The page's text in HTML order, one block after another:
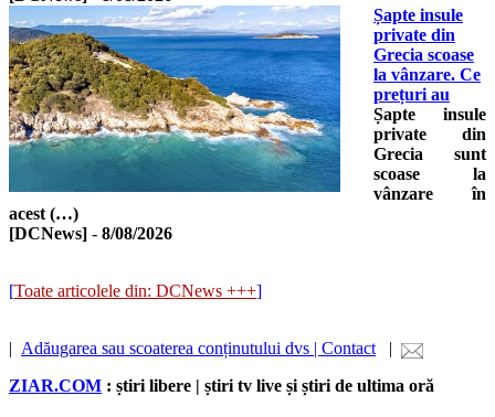
Șapte insule
private din
Grecia scoase
la vânzare. Ce
prețuri au
Șapte insule
private din
Grecia sunt
scoase la
vânzare în
acest (…)
[DCNews] - 8/08/2026
[Toate articolele din: DCNews +++]
| Adăugarea sau scoaterea conținutului dvs | Contact |
ZIAR.COM : știri libere | știri tv live și știri de ultima oră